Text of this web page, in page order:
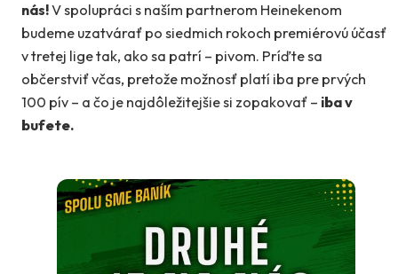
nás!V spolupráci s naším partnerom Heinekenom
budeme uzatvárať po siedmich rokoch premiérovú účasť
v tretej lige tak, ako sa patrí – pivom. Príďte sa
občerstviť včas, pretože možnosť platí iba pre prvých
100 pív – a čo je najdôležitejšie si zopakovať – iba v
bufete.